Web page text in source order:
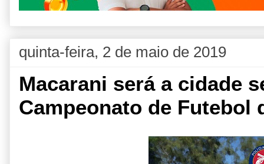
quinta-feira, 2 de maio de 2019
Macarani será a cidade
Campeonato de Futebol